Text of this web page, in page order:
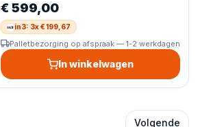
€ 599,00
in3: 3x € 199,67
Palletbezorging op afspraak — 1-2 werkdagen
In winkelwagen
Volgende